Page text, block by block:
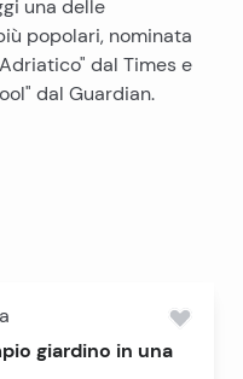
una delle
popolari, nominata
dal Times e
dal Guardian.
giardino in una